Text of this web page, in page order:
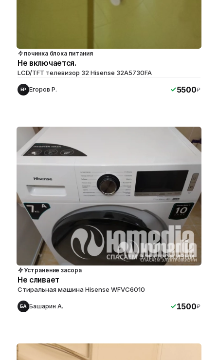
починка блока питания
Не включается.
LCD/TFT телевизор 32 Hisense 32A5730FA
ЕР Егоров Р. 5500₽
Устранение засора
Не сливает
Стиральная машина Hisense WFVC6010
БА Башарин А. 1500₽